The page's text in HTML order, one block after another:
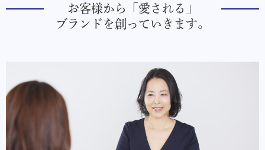
お客様から「愛される」
ブランドを創っていきます。